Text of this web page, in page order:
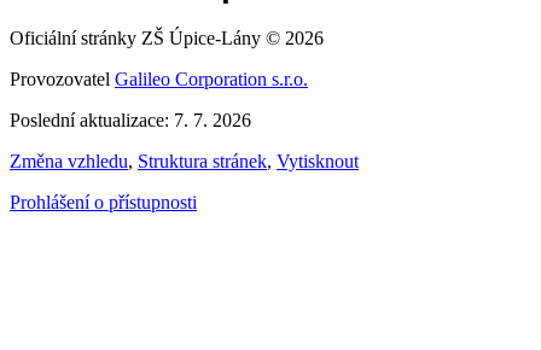
Oficiální stránky ZŠ Úpice-Lány © 2026
Provozovatel Galileo Corporation s.r.o.
Poslední aktualizace: 7. 7. 2026
Změna vzhledu, Struktura stránek, Vytisknout
Prohlášení o přístupnosti